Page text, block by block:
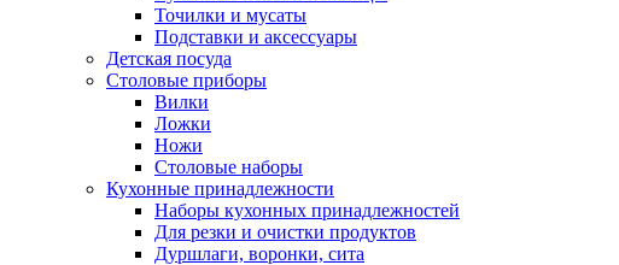
Точилки и мусаты
Подставки и аксессуары
Детская посуда
Столовые приборы
Вилки
Ложки
Ножи
Столовые наборы
Кухонные принадлежности
Наборы кухонных принадлежностей
Для резки и очистки продуктов
Дуршлаги, воронки, сита